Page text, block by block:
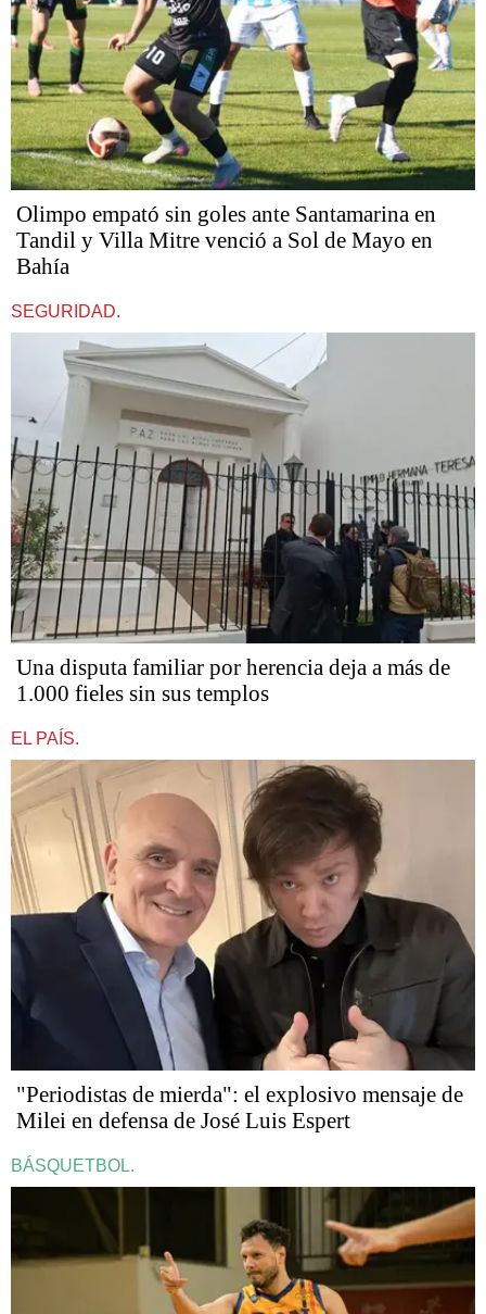
Olimpo empató sin goles ante Santamarina en
Tandil y Villa Mitre venció a Sol de Mayo en
Bahía
SEGURIDAD.
Una disputa familiar por herencia deja a más de
1.000 fieles sin sus templos
EL PAÍS.
"Periodistas de mierda": el explosivo mensaje de
Milei en defensa de José Luis Espert
BÁSQUETBOL.